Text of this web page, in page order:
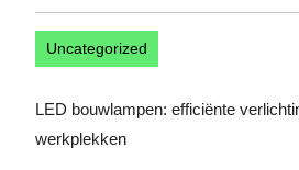
Uncategorized
LED bouwlampen: efficiënte
werkplekken